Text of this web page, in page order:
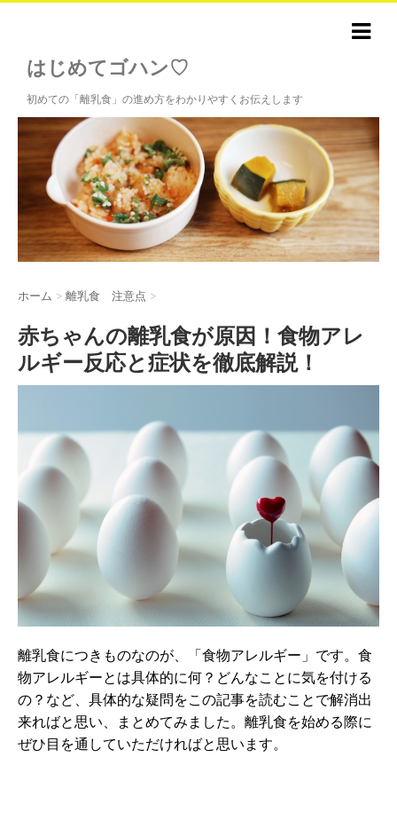
はじめてゴハン♡
初めての「離乳食」の進め方をわかりやすくお伝えします
ホーム > 離乳食 注意点 >
赤ちゃんの離乳食が原因！食物アレ
ルギー反応と症状を徹底解説！
離乳食につきものなのが、「食物アレルギー」です。食
物アレルギーとは具体的に何？どんなことに気を付ける
の？など、具体的な疑問をこの記事を読むことで解消出
来ればと思い、まとめてみました。離乳食を始める際に
ぜひ目を通していただければと思います。